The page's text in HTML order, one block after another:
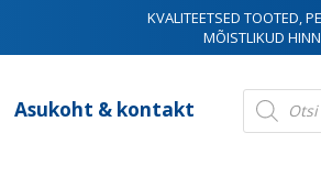
KVALITEETSED TOOTED,
MÕISTLIKUD
Asukoht & kontakt
Products
search